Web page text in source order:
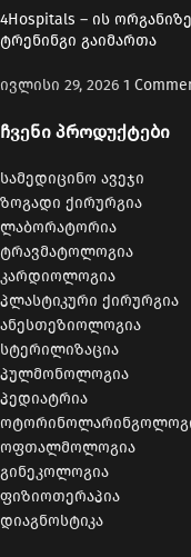
4Hospitals – ის
ტრენინგი გაიმართა
ივლისი 29, 2026 1
ჩვენი პროდუქტები
სამედიცინო ავეჯი
ზოგადი ქირურგია
ლაბორატორია
ტრავმატოლოგია
კარდიოლოგია
პლასტიკური ქირურგია
ანესთეზიოლოგია
სტერილიზაცია
პულმონოლოგია
პედიატრია
ოფთალმოლოგია
გინეკოლოგია
ფიზიოთერაპია
დიაგნოსტიკა